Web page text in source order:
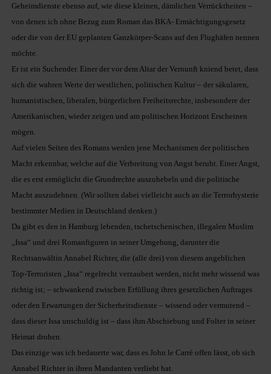
Geheimdienste ebenso auf, wie diese kleinen, dämlichen Verrücktheiten –
von denen ich ohne Bezug zum Roman das BKA- Ermächtigungsgesetz
oder die von der EU geplanten Ganzkörper-Scans auf den Flughäfen nennen
möchte.
Er ist ein Suchender. Einer der vor dem Altar der Vernunft kniend betet, dass
sich die wahren Werte der westlichen, politischen Kultur – der säkularen,
humanistischen, liberalen, bürgerlichen Freiheitsrechte, insbesondere der
Amerikanischen, wieder zeigen und am politischen Horizont Erscheinen
mögen.
Auf vielen Seiten des Romans werden jene Mechanismen der politischen
Macht erkennbar, welche auf die Verbreitung von Angst beruht. Einer Angst,
die es erst ermöglicht die Grundrechte auszuhebeln und die politische
Macht auszudehnen. (Wir sollten dabei vielleicht auch an die Terrorhysterie
bestimmter Medien in Deutschland denken.)
Da gibt es den in Hamburg lebenden, tschetschenischen, illegalen Muslim
„Issa“ und drei Romanfiguren in seiner Umgebung, darunter die
Rechtsanwältin Annabel Richter, die (alle drei) von diesem angeblichen
Top-Terroristen „Issa“ regelrecht verzaubert werden, nicht mehr wissend was
richtig ist; – schwankend zwischen Erfüllung ihres gesetzlichen Auftrages
oder den Erwartungen der Sicherheitsdienste – wissend oder vermutend –
dass dieser Issa unschuldig ist – dass ihm Abschiebung und Folter in seiner
Heimat drohen.
Das einzige was ich bedauerte war, dass es John le Carré offen lässt, ob sich
Annabel Richter in ihren Mandanten verliebt hat.